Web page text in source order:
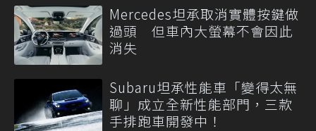
Mercedes坦承取消實體按鍵做
過頭 但車內大螢幕不會因此
消失
Subaru坦承性能車「變得太無
聊」成立全新性能部門，三款
手排跑車開發中！